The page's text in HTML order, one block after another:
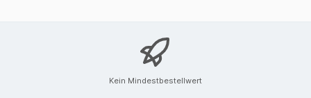
Kein Mindestbestellwert